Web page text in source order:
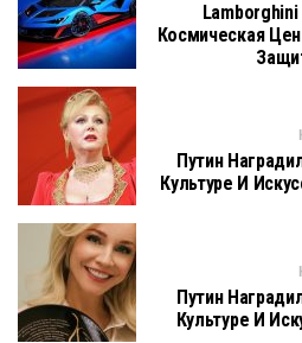
Космическая
Путин
Культуре И
Путин
Культуре И